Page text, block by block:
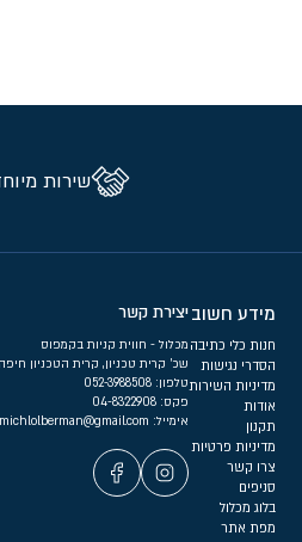
שירות
מידע חשוב
חנות כלי כתיבה
הסדרי נגישות
מדיניות השירות
אודות
תקנון
מדיניות פרטיות
צרו קשר
סניפים
בלוג מכלול
מפת אתר
יצירת קשר
מכלול - חווית קניות בקמפוס
שכ’ קרית טכניון, קרית הטכניון חיפה
טלפון:
פקס: 04-8322908
אימייל: